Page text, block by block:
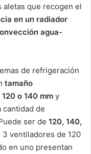
que recogen el
en un radiador
agua-
de refrigeración
tamaño
o 140 mm y
de
ser de 120, 140,
3 ventiladores de 120
en uno presentan